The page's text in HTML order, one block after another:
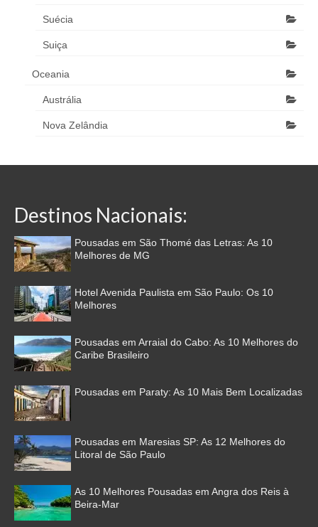
Suécia
Suiça
Oceania
Austrália
Nova Zelândia
Destinos Nacionais:
Pousadas em São Thomé das Letras: As 10
Melhores de MG
Hotel Avenida Paulista em São Paulo: Os 10
Melhores
Pousadas em Arraial do Cabo: As 10 Melhores do
Caribe Brasileiro
Pousadas em Paraty: As 10 Mais Bem Localizadas
Pousadas em Maresias SP: As 12 Melhores do
Litoral de São Paulo
As 10 Melhores Pousadas em Angra dos Reis à
Beira-Mar